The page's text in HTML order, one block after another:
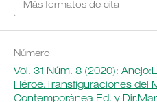
Más formatos de cita
Número
Vol. 31 Núm. 8 (2020):
Héroe.Transfiguraciones del
Contemporánea Ed. y